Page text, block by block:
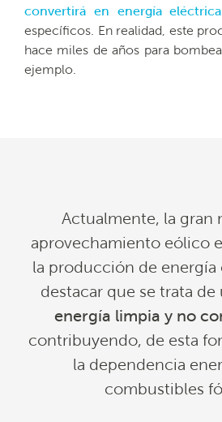
convertirá en energía eléctrica
específicos. En realidad, este
hace miles de años para
ejemplo.
Actualmente, la gran
aprovechamiento eólico
la producción de energía
destacar que se trata de
energía limpia y no
contribuyendo, de esta
la dependencia
combustibles